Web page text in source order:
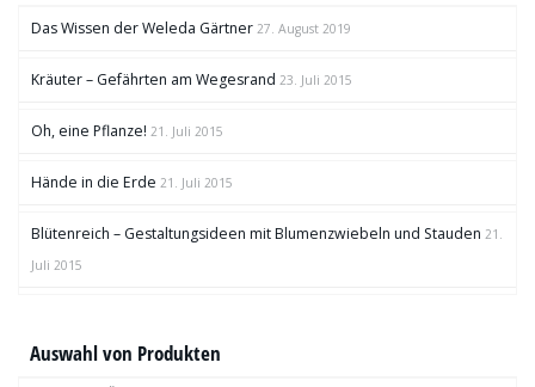
Das Wissen der Weleda Gärtner 27. August 2019
Kräuter – Gefährten am Wegesrand 23. Juli 2015
Oh, eine Pflanze! 21. Juli 2015
Hände in die Erde 21. Juli 2015
Blütenreich – Gestaltungsideen mit Blumenzwiebeln und Stauden 21.
Juli 2015
Auswahl von Produkten